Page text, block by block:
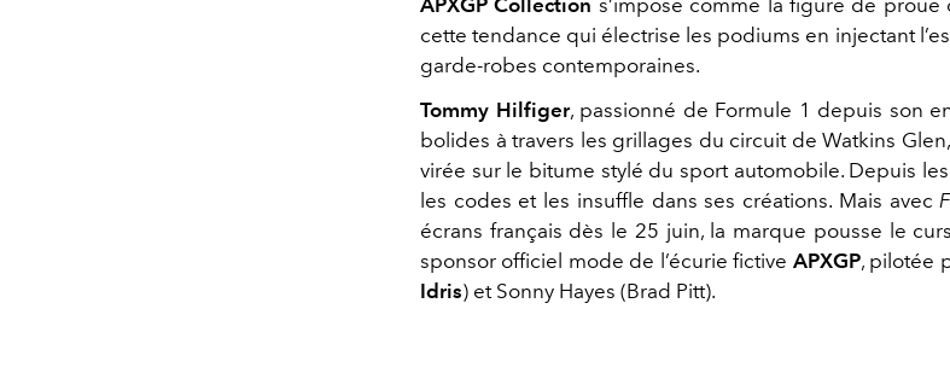
APXGP Collection s’impose comme la figure de proue
cette tendance qui électrise les podiums en injectant
garde-robes contemporaines.
Tommy Hilfiger, passionné de Formule 1 depuis son
bolides à travers les grillages du circuit de Watkins
virée sur le bitume stylé du sport automobile. Depuis
les codes et les insuffle dans ses créations. Mais avec
écrans français dès le 25 juin, la marque pousse le
sponsor officiel mode de l’écurie fictive APXGP, pilotée
Idris) et Sonny Hayes (Brad Pitt).